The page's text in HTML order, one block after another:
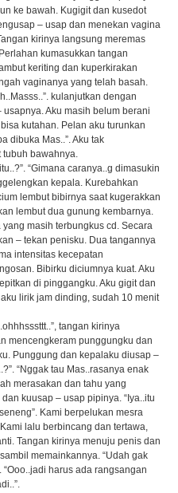
ke bawah. Kugigit dan kusedot
– usap dan menekan vagina
kirinya langsung meremas
kumasukkan tangan
keriting dan kuperkirakan
vaginanya yang telah basah.
kulanjutkan dengan
Aku masih belum berani
kutahan. Pelan aku turunkan
dibuka Mas..”. Aku tak
tubuh bawahnya.
“Gimana caranya..g dimasukin
kepala. Kurebahkan
lembut bibirnya saat kugerakkan
lembut dua gunung kembarnya.
masih terbungkus cd. Secara
– tekan penisku. Dua tangannya
intensitas kecepatan
Bibirku diciumnya kuat. Aku
di pinggangku. Aku gigit dan
lirik jam dinding, sudah 10 menit
tangan kirinya
mencengkeram punggungku dan
Punggung dan kepalaku diusap –
“Nggak tau Mas..rasanya enak
merasakan dan tahu yang
kuusap – usap pipinya. “Iya..itu
Kami berpelukan mesra
lalu berbincang dan tertawa,
Tangan kirinya menuju penis dan
memainkannya. “Udah gak
harus ada rangsangan